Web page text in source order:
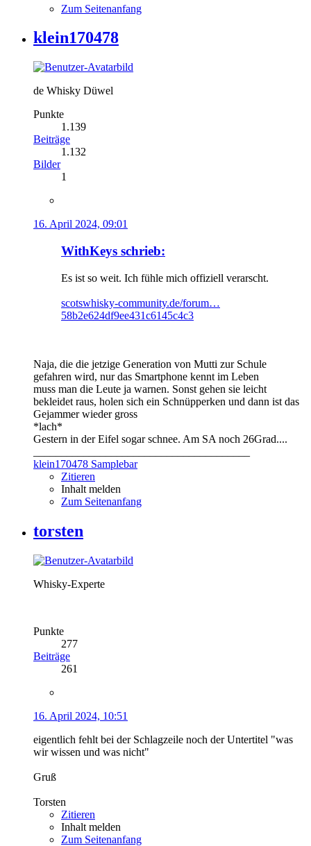
Zum Seitenanfang
klein170478
de Whisky Düwel
Punkte
1.139
Beiträge
1.132
Bilder
1
16. April 2024, 09:01
WithKeys schrieb:
Es ist so weit. Ich fühle mich offiziell verarscht.
scotswhisky-community.de/forum…
58b2e624df9ee431c6145c4c3
Naja, die die jetzige Generation von Mutti zur Schule
gefahren wird, nur das Smartphone kennt im Leben
muss man die Leute ja warnen. Sonst gehen sie leicht
bekleidet raus, holen sich ein Schnüpperken und dann ist das
Gejammer wieder gross
*lach*
Gestern in der Eifel sogar schnee. Am SA noch 26Grad....
klein170478 Samplebar
Zitieren
Inhalt melden
Zum Seitenanfang
torsten
Whisky-Experte
Punkte
277
Beiträge
261
16. April 2024, 10:51
eigentlich fehlt bei der Schlagzeile noch der Untertitel "was
wir wissen und was nicht"
Gruß
Torsten
Zitieren
Inhalt melden
Zum Seitenanfang